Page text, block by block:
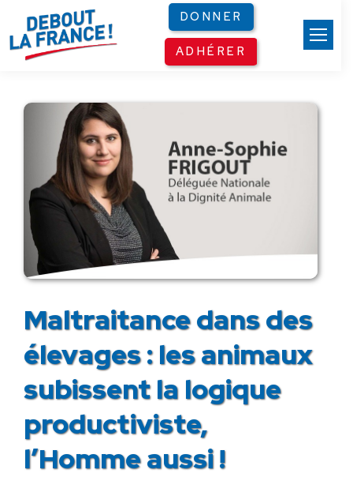
DONNER
ADHÉRER
Maltraitance dans des
élevages : les animaux
subissent la logique
productiviste,
l’Homme aussi !
Panneau de gestion des cookies